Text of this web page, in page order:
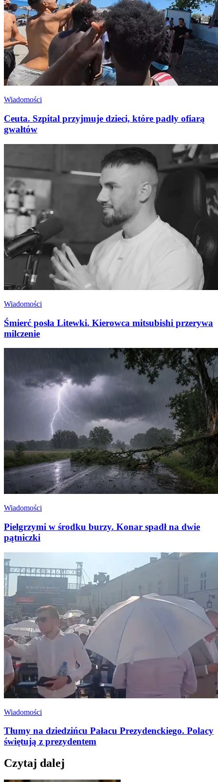
Wiadomości
Ceuta. Szpital przyjmuje dzieci, które padły ofiarą
gwałtów
Wiadomości
Śmierć posła Litewki. Kierowca mitsubishi przerywa
milczenie
Wiadomości
Pielgrzymi w środku burzy. Konar spadł na dwie
pątniczki
Wiadomości
Tłumy na dziedzińcu Pałacu Prezydenckiego. Polacy
świętują z prezydentem
Czytaj dalej